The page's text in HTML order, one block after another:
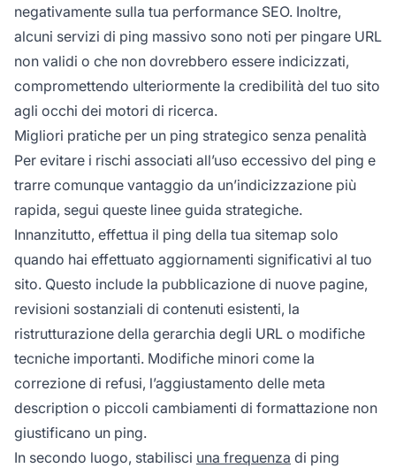
negativamente sulla tua performance SEO. Inoltre,
alcuni servizi di ping massivo sono noti per pingare URL
non validi o che non dovrebbero essere indicizzati,
compromettendo ulteriormente la credibilità del tuo sito
agli occhi dei motori di ricerca.
Migliori pratiche per un ping strategico senza penalità
Per evitare i rischi associati all’uso eccessivo del ping e
trarre comunque vantaggio da un’indicizzazione più
rapida, segui queste linee guida strategiche.
Innanzitutto, effettua il ping della tua sitemap solo
quando hai effettuato aggiornamenti significativi al tuo
sito. Questo include la pubblicazione di nuove pagine,
revisioni sostanziali di contenuti esistenti, la
ristrutturazione della gerarchia degli URL o modifiche
tecniche importanti. Modifiche minori come la
correzione di refusi, l’aggiustamento delle meta
description o piccoli cambiamenti di formattazione non
giustificano un ping.
In secondo luogo, stabilisci una frequenza di ping